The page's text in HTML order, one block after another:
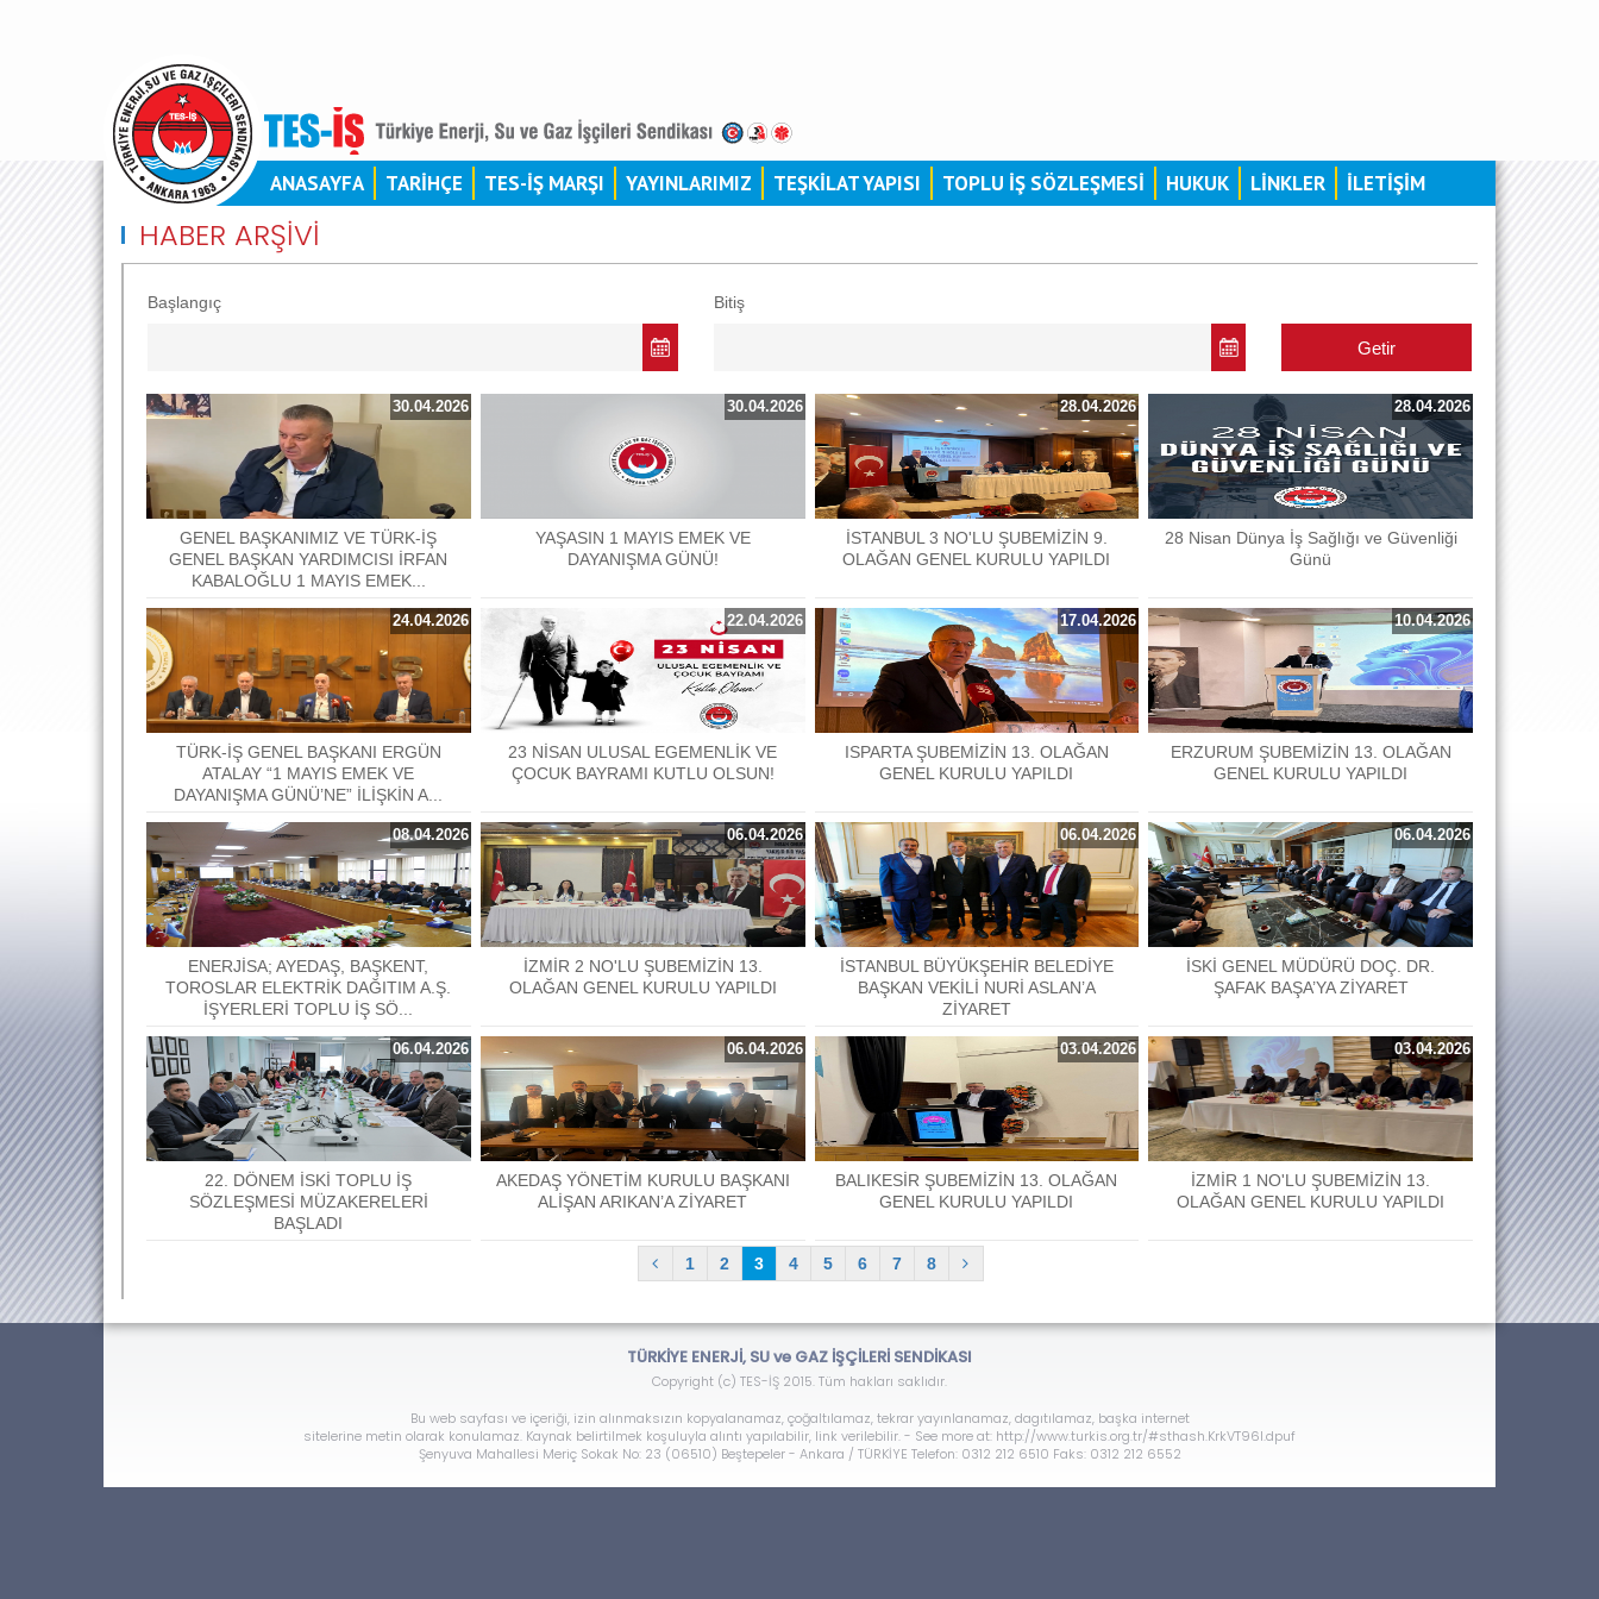
ANASAYFA TARİHÇE TES-İŞ MARŞI YAYINLARIMIZ TEŞKİLAT YAPISI TOPLU İŞ SÖZLEŞMESİ HUKUK LİNKLER İLETİŞİM
HABER ARŞİVİ
Başlangıç Bitiş
30.04.2026
GENEL BAŞKANIMIZ VE TÜRK-İŞ
GENEL BAŞKAN YARDIMCISI İRFAN
KABALOĞLU 1 MAYIS EMEK...
30.04.2026
YAŞASIN 1 MAYIS EMEK VE
DAYANIŞMA GÜNÜ!
28.04.2026
İSTANBUL 3 NO'LU ŞUBEMİZİN 9.
OLAĞAN GENEL KURULU YAPILDI
28.04.2026
28 Nisan Dünya İş Sağlığı ve Güvenliği
Günü
24.04.2026
TÜRK-İŞ GENEL BAŞKANI ERGÜN
ATALAY “1 MAYIS EMEK VE
DAYANIŞMA GÜNÜ’NE” İLİŞKİN A...
22.04.2026
23 NİSAN ULUSAL EGEMENLİK VE
ÇOCUK BAYRAMI KUTLU OLSUN!
17.04.2026
ISPARTA ŞUBEMİZİN 13. OLAĞAN
GENEL KURULU YAPILDI
10.04.2026
ERZURUM ŞUBEMİZİN 13. OLAĞAN
GENEL KURULU YAPILDI
08.04.2026
ENERJİSA; AYEDAŞ, BAŞKENT,
TOROSLAR ELEKTRİK DAĞITIM A.Ş.
İŞYERLERİ TOPLU İŞ SÖ...
06.04.2026
İZMİR 2 NO'LU ŞUBEMİZİN 13.
OLAĞAN GENEL KURULU YAPILDI
06.04.2026
İSTANBUL BÜYÜKŞEHİR BELEDİYE
BAŞKAN VEKİLİ NURİ ASLAN’A
ZİYARET
06.04.2026
İSKİ GENEL MÜDÜRÜ DOÇ. DR.
ŞAFAK BAŞA’YA ZİYARET
06.04.2026
22. DÖNEM İSKİ TOPLU İŞ
SÖZLEŞMESİ MÜZAKERELERİ
BAŞLADI
06.04.2026
AKEDAŞ YÖNETİM KURULU BAŞKANI
ALİŞAN ARIKAN’A ZİYARET
03.04.2026
BALIKESİR ŞUBEMİZİN 13. OLAĞAN
GENEL KURULU YAPILDI
03.04.2026
İZMİR 1 NO'LU ŞUBEMİZİN 13.
OLAĞAN GENEL KURULU YAPILDI
1 2 3 4 5 6 7 8
TÜRKİYE ENERJİ, SU ve GAZ İŞÇİLERİ SENDİKASI
Copyright (c) TES-İŞ 2015. Tüm hakları saklıdır.
Bu web sayfası ve içeriği, izin alınmaksızın kopyalanamaz, çoğaltılamaz, tekrar yayınlanamaz, dagıtılamaz, başka internet
sitelerine metin olarak konulamaz. Kaynak belirtilmek koşuluyla alıntı yapılabilir, link verilebilir. - See more at: http://www.turkis.org.tr/#sthash.KrkVT96l.dpuf
Şenyuva Mahallesi Meriç Sokak No: 23 (06510) Beştepeler - Ankara / TÜRKİYE Telefon: 0312 212 6510 Faks: 0312 212 6552